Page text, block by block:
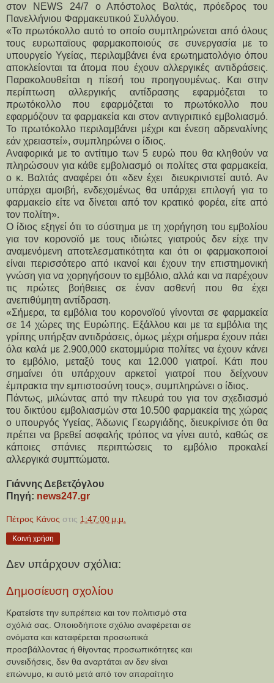
στον NEWS 24/7 ο Απόστολος Βαλτάς, πρόεδρος του
Πανελλήνιου Φαρμακευτικού Συλλόγου.
«Το πρωτόκολλο αυτό το οποίο συμπληρώνεται από όλους
τους ευρωπαϊους φαρμακοποιούς σε συνεργασία με το
υπουργείο Υγείας, περιλαμβάνει ένα ερωτηματολόγιο όπου
αποκλείονται τα άτομα που έχουν αλλεργικές αντιδράσεις.
Παρακολουθείται η πίεσή του προηγουμένως. Και στην
περίπτωση αλλεργικής αντίδρασης εφαρμόζεται το
πρωτόκολλο που εφαρμόζεται το πρωτόκολλο που
εφαρμόζουν τα φαρμακεία και στον αντιγριπικό εμβολιασμό.
Το πρωτόκολλο περιλαμβάνει μέχρι και ένεση αδρεναλίνης
εάν χρειαστεί», συμπληρώνει ο ίδιος.
Αναφορικά με το αντίτιμο των 5 ευρώ που θα κληθούν να
πληρώσουν για κάθε εμβολιασμό οι πολίτες στα φαρμακεία,
ο κ. Βαλτάς αναφέρει ότι «δεν έχει  διευκρινιστεί αυτό. Αν
υπάρχει αμοιβή, ενδεχομένως θα υπάρχει επιλογή για το
φαρμακείο είτε να δίνεται από τον κρατικό φορέα, είτε από
τον πολίτη».
Ο ίδιος εξηγεί ότι το σύστημα με τη χορήγηση του εμβολίου
για τον κορονοϊό με τους ιδιώτες γιατρούς δεν είχε την
αναμενόμενη αποτελεσματικότητα και ότι οι φαρμακοποιοί
είναι περισσότερο από ικανοί και έχουν την επιστημονική
γνώση για να χορηγήσουν το εμβόλιο, αλλά και να παρέχουν
τις πρώτες βοήθειες σε έναν ασθενή που θα έχει
ανεπιθύμητη αντίδραση.
«Σήμερα, τα εμβόλια του κορονοϊού γίνονται σε φαρμακεία
σε 14 χώρες της Ευρώπης. Εξάλλου και με τα εμβόλια της
γρίπης υπήρξαν αντιδράσεις, όμως μέχρι σήμερα έχουν πάει
όλα καλά με 2.900,000 εκατομμύρια πολίτες να έχουν κάνει
το εμβόλιο, μεταξύ τους και 12.000 γιατροί. Κάτι που
σημαίνει ότι υπάρχουν αρκετοί γιατροί που δείχνουν
έμπρακτα την εμπιστοσύνη τους», συμπληρώνει ο ίδιος.
Πάντως, μιλώντας από την πλευρά του για τον σχεδιασμό
του δικτύου εμβολιασμών στα 10.500 φαρμακεία της χώρας
ο υπουργός Υγείας, Άδωνις Γεωργιάδης, διευκρίνισε ότι θα
πρέπει να βρεθεί ασφαλής τρόπος να γίνει αυτό, καθώς σε
κάποιες σπάνιες περιπτώσεις το εμβόλιο προκαλεί
αλλεργικά συμπτώματα.
Γιάννης Δεβετζόγλου
Πηγή: news247.gr
Πέτρος Κάνος στις 1:47:00 μ.μ.
Κοινή χρήση
Δεν υπάρχουν σχόλια:
Δημοσίευση σχολίου
Κρατείστε την ευπρέπεια και τον πολιτισμό στα
σχόλιά σας. Οποιοδήποτε σχόλιο αναφέρεται σε
ονόματα και καταφέρεται προσωπικά
προσβάλλοντας ή θίγοντας προσωπικότητες και
συνειδήσεις, δεν θα αναρτάται αν δεν είναι
επώνυμο, κι αυτό μετά από τον απαραίτητο